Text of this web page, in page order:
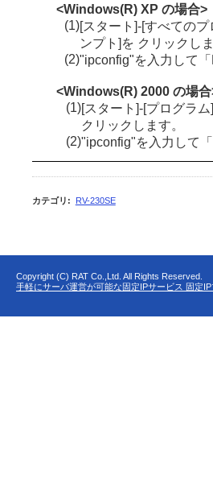
<Windows(R) XP の場合>
(1) [スタート]-[すべての
ンプト]を クリックしま
(2)"ipconfig"を入力して「
<Windows(R) 2000 の場
(1) [スタート]-[プログラ
クリックします。
(2)"ipconfig"を入力して
カテゴリ : RV-230SE
Copyright (C) RAT Co.,Ltd. All Rights Reserved.
手軽にサーバ運営が可能な固定IPサービス 固定